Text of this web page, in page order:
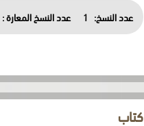
عدد النسخ: 1 عدد النسخ المعارة :
كتاب